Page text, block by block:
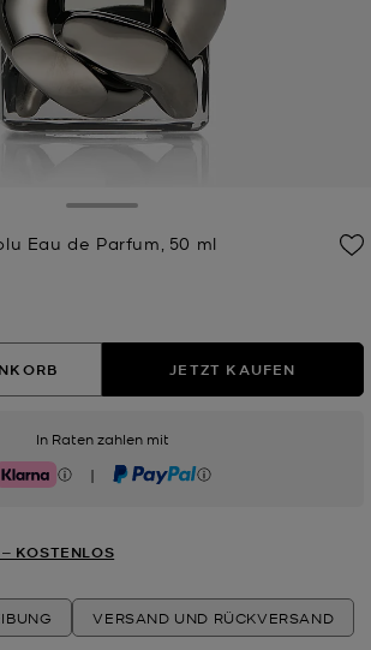
Eau de Parfum, 50 ml
JETZT KAUFEN
In Raten zahlen mit
| PayPal
KOSTENLOS
VERSAND UND RÜCKVERSAND